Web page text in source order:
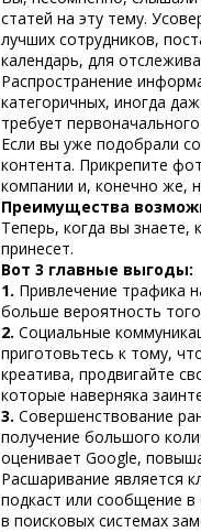
статей на эту тему.
лучших сотрудников,
календарь, для
Распространение
категоричных, иногда
требует
Если вы уже подобрали
контента. Прикрепите
компании и, конечно же,
Преимущества
Теперь, когда вы знаете,
принесет.
Вот 3 главные выгоды:
1. Привлечение трафика
больше вероятность
2. Социальные
приготовьтесь к тому,
креатива, продвигайте
которые наверняка
3. Совершенствование
получение большого
оценивает Google,
Расшаривание является
подкаст или сообщение
в поисковых системах